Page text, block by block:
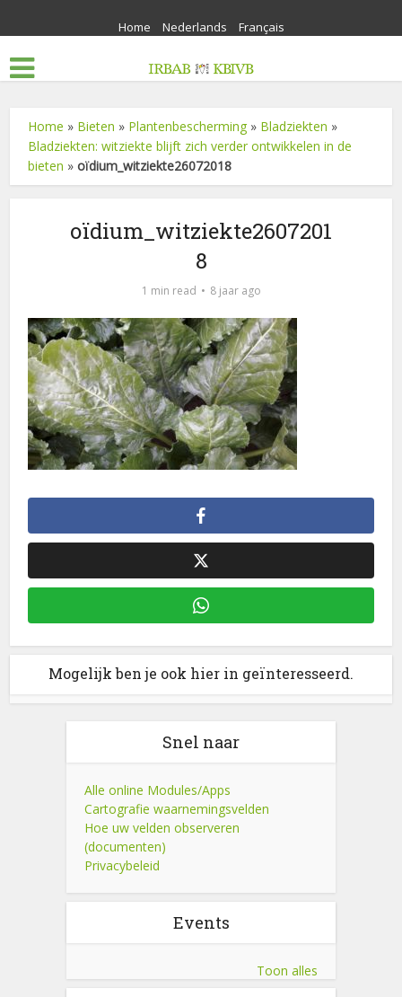
Home Nederlands Français
Home » Bieten » Plantenbescherming » Bladziekten »
Bladziekten: witziekte blijft zich verder ontwikkelen in de
bieten »oïdium_witziekte26072018
oïdium_witziekte2607201
8
1 min read 8 jaar ago
Mogelijk ben je ook hier in geïnteresseerd.
Snel naar
Alle online Modules/Apps
Cartografie waarnemingsvelden
Hoe uw velden observeren
(documenten)
Privacybeleid
Events
Toon alles